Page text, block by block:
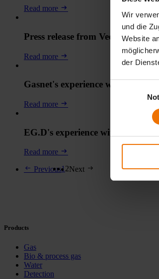
Wir
und die
Website
der
Read more
Press release from Veolia
Read more
Gasnet's experience with the
Read more
EG.D's experience with the
Read more
Previous12Next
Products
Gas
Bio & process gas
Water
Detection